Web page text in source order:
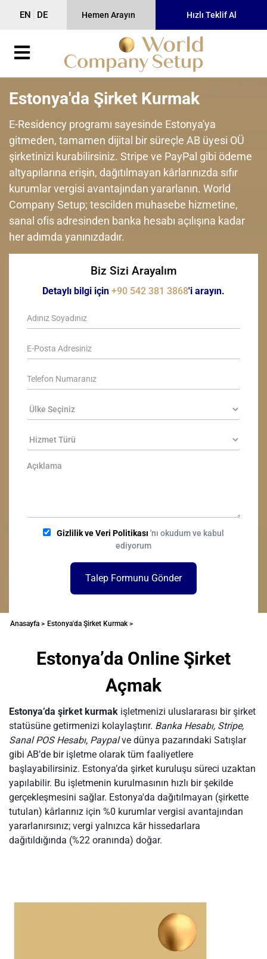
EN DE Hemen Arayın Hızlı Teklif Al
Estonya'da Şirket Kurmak
E-Residency programı sayesinde Estonya'ya
gitmeden, tamamen dijital bir süreçle AB üyesi OÜ
şirketinizi kurabilirsiniz. Stripe ve PayPal gibi ödeme
altyapılarına erişin, dağıtılmayan kârlarınızda sıfır
kurumlar vergisi avantajından yararlanın. World
Company Setup; tescilden muhasebe hizmetine,
sanal ofis adresinden banka hesabı açılışına kadar
her adımda yanınızdadır.
Biz Sizi Arayalım
Detaylı bilgi için +90 542 381 3868'i arayın.
Gizlilik ve Veri Politikası 'nı okudum ve kabul
ediyorum
Talep Formunu Gönder
Anasayfa > Estonya'da Şirket Kurmak >
Estonya’da Online Şirket
Açmak
Estonya’da şirket kurmak işletmenizi uluslararası bir şirket
statüsüne getirmenizi kolaylaştırır. Banka Hesabı, Stripe,
Sanal POS Hesabı, Paypalve dünya pazarındaki Satışlar
gibi AB’de bir işletme olarak tüm faaliyetlere
başlayabilirsiniz. Estonya’da şirket kuruluşu süreci uzaktan
yapılabilir. Bu işletmenin kurulmasının hızlı bir şekilde
gerçekleşmesini sağlar. Estonya'da dağıtılmayan (şirkette
tutulan) kârlarınız için %0 kurumlar vergisi avantajından
yararlanırsınız; vergi yalnızca kâr hissedarlara
dağıtıldığında (%22 oranında) doğar.